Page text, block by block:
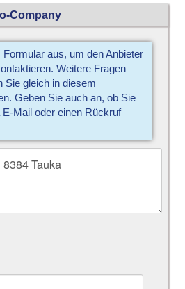
Company
Formular aus, um den Anbieter
Weitere Fragen
Sie gleich in diesem
Geben Sie auch an, ob Sie
Mail oder einen Rückruf